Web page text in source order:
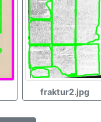
fraktur2.jpg